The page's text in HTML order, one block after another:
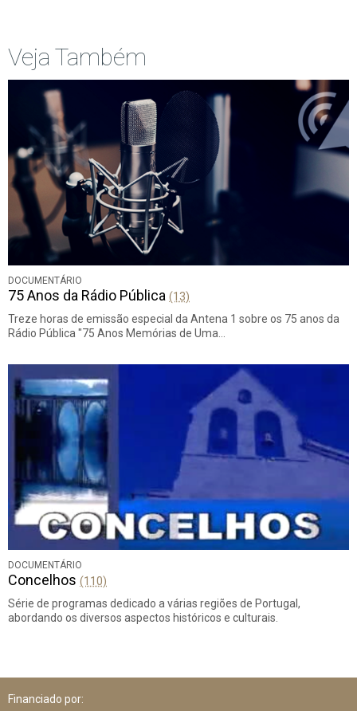
Veja Também
DOCUMENTÁRIO
75 Anos da Rádio Pública (13)
Treze horas de emissão especial da Antena 1 sobre os 75 anos da
Rádio Pública "75 Anos Memórias de Uma…
DOCUMENTÁRIO
Concelhos (110)
Série de programas dedicado a várias regiões de Portugal,
abordando os diversos aspectos históricos e culturais.
Financiado por: